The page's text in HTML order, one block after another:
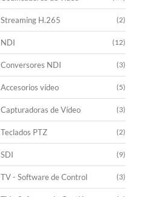
Streaming H.265 (2)
NDI (12)
Conversores NDI (3)
Accesorios vídeo (5)
Capturadoras de Vídeo (3)
Teclados PTZ (2)
SDI (9)
TV - Software de Control (3)